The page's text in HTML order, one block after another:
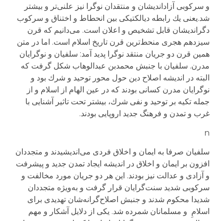
و سركوبی آزاداندیشان و منتقدان نوگرا نیز علنی‌تر و بیشتر
شد.یعنی یك رابطه دیالكتیكی بین انحطاط و اختناق و سركوب
دگراندیشان قابل تشخیص و اعلان است. می‌دانیم كه قرن
سیزدهم هجری منحط‌ترین قرن تاریخ اسلام است. اما در متن
همین قرن دو جریان منتقد نوگرا پدید آمد: سلفیان و نوگرایان
مدرن. سلفیان با جنبش محمدبن عبدالوهاب شكل گرفت كه
البته در اندیشه اصلاح دین حول محور توحید و شرك بود ‌و
نوگرایان مدرن كسانی بودند كه در عین الهام از اسلام و از
جمله تكیه بر توحید و نفی شرك، بیشتر تحت تاثیر آشنایی با
غرب و تمدن و فرهنگ جدید اروپایی بودند.
n
سلفیان صرفا به ایمان و اخلاق فردی می‌اندیشیدند و متجددان
افزون بر ایمان و اخلاق در اندیشه ایجاد تمدن جدید و پیشرفت
و آزادی و عدالت نیز بودند. این هر دو جریان مورد مخالفت و
سركوبی شدید سنت‌گرایان قرار گرفت و به‌ویژه متجددان
شدیدا محكوم شدند و جنبش اصلاح‌گرانه‌شان تهدیدی برای
اسلامِ و مسلمانان شمرده شد. یكی از دلایل آشكار و مهم